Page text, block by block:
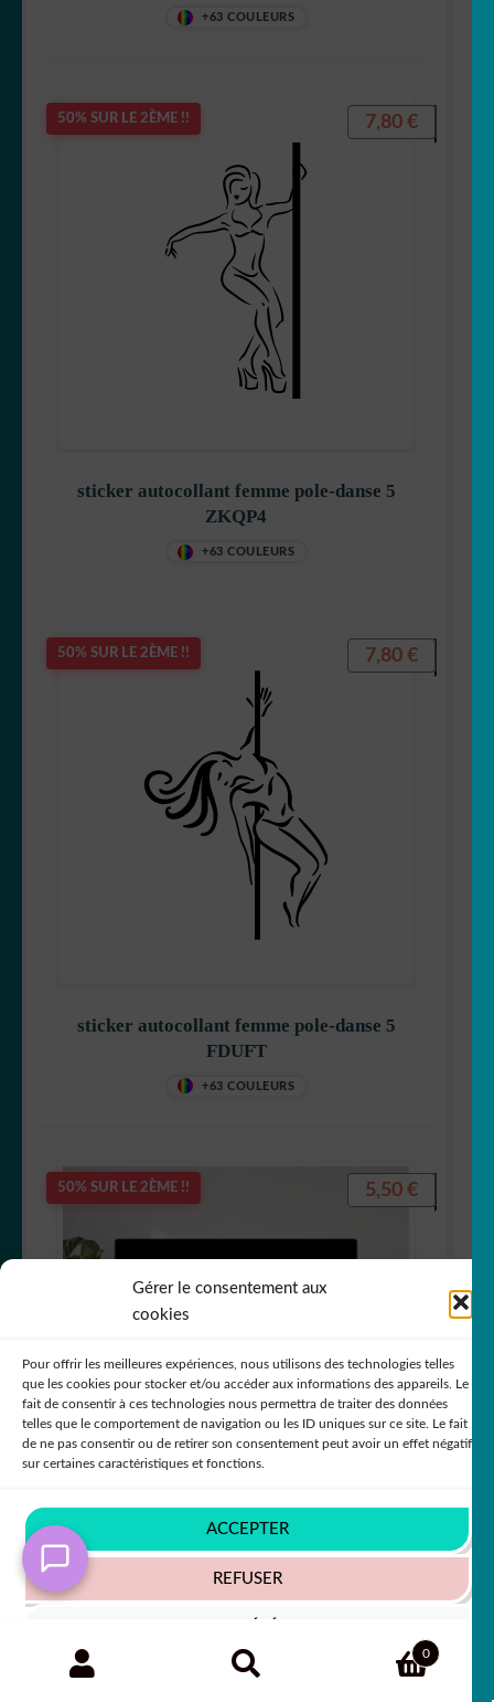
Gérer le consentement aux
cookies
Pour offrir les meilleures expériences, nous utilisons des technologies telles
que les cookies pour stocker et/ou accéder aux informations des appareils. Le
fait de consentir à ces technologies nous permettra de traiter des données
telles que le comportement de navigation ou les ID uniques sur ce site. Le fait
de ne pas consentir ou de retirer son consentement peut avoir un effet négatif
sur certaines caractéristiques et fonctions.
ACCEPTER
REFUSER
Politique de confidentialité
website is restructuring its languages - Afin de vous
donner un meilleur service, notre site restructure ses
langues
Ignorer
+63 COULEURS
50% SUR LE 2ÈME !!
sticker autocollant femme pole-danse 5
ZKQP4
+63 COULEURS
7,80 €
50% SUR LE 2ÈME !!
sticker autocollant femme pole-danse 5
FDUFT
+63 COULEURS
7,80 €
50% SUR LE 2ÈME !!
sticker autocollant pictogramme wc 5
GTGJN
+63 COULEURS
5,50 €
Recherche
RECHERCHE 0